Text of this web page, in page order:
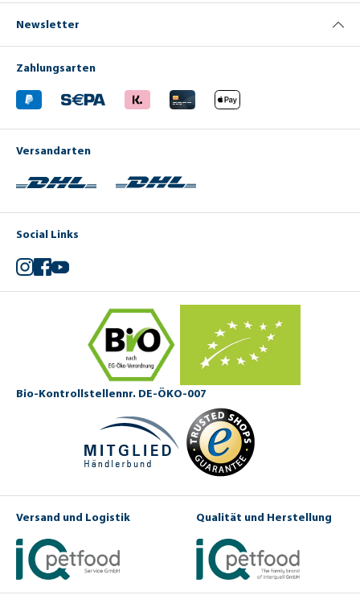
Newsletter
Zahlungsarten
Versandarten
Social Links
Instagram
Facebook
YouTube
Bio-Kontrollstellennr. DE-ÖKO-007
Versand und Logistik Qualität und Herstellung